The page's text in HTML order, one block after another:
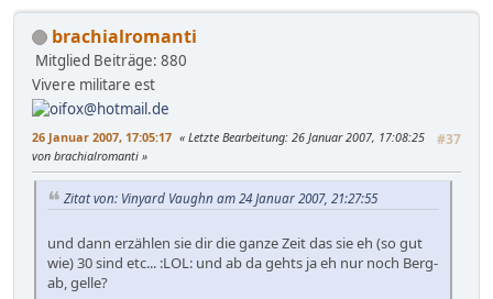
brachialromanti
Mitglied Beiträge: 880
Vivere militare est
26 Januar 2007, 17:05:17 #37
Letzte Bearbeitung: 26 Januar 2007, 17:08:25
von brachialromanti
Zitat von: Vinyard Vaughn am 24 Januar 2007, 21:27:55
und dann erzählen sie dir die ganze Zeit das sie eh (so gut
wie) 30 sind etc... :LOL: und ab da gehts ja eh nur noch Berg-
ab, gelle?